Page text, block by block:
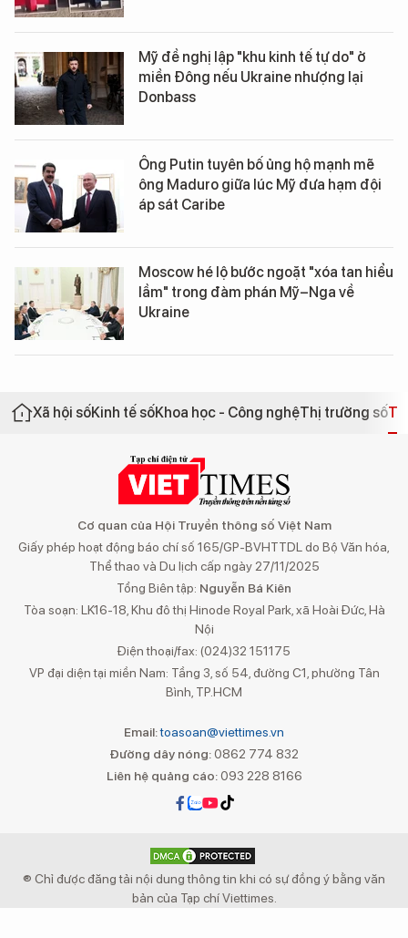
Mỹ đề nghị lập "khu kinh tế tự do" ở
miền Đông nếu Ukraine nhượng lại
Donbass
Ông Putin tuyên bố ủng hộ mạnh mẽ
ông Maduro giữa lúc Mỹ đưa hạm đội
áp sát Caribe
Moscow hé lộ bước ngoặt "xóa tan hiểu
lầm" trong đàm phán Mỹ–Nga về
Ukraine
Xã hội sốKinh tế sốKhoa học - Công nghệThị trường số
Cơ quan của Hội Truyền thông số Việt Nam
Giấy phép hoạt động báo chí số 165/GP-BVHTTDL do Bộ Văn hóa,
Thể thao và Du lịch cấp ngày 27/11/2025
Tổng Biên tập: Nguyễn Bá Kiên
Tòa soạn: LK16-18, Khu đô thị Hinode Royal Park, xã Hoài Đức, Hà
Nội
Điện thoại/fax: (024)32 151175
VP đại diện tại miền Nam: Tầng 3, số 54, đường C1, phường Tân
Bình, TP.HCM
Email:toasoan@viettimes.vn
Đường dây nóng: 0862 774 832
Liên hệ quảng cáo:093 228 8166
® Chỉ được đăng tải nội dung thông tin khi có sự đồng ý bằng văn
bản của Tạp chí Viettimes.